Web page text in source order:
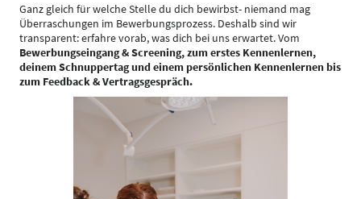
Ganz gleich für welche Stelle du dich bewirbst- niemand mag
Überraschungen im Bewerbungsprozess. Deshalb sind wir
transparent: erfahre vorab, was dich bei uns erwartet. Vom
Bewerbungseingang & Screening, zum erstes Kennenlernen,
deinem Schnuppertag und einem persönlichen Kennenlernen bis
zum Feedback & Vertragsgespräch.